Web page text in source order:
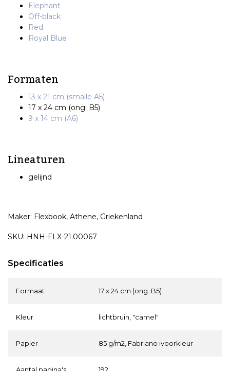
Elephant
Off-black
Red
Royal Blue
Formaten
13 x 21 cm (smalle A5)
17 x 24 cm (ong. B5)
9 x 14 cm (A6)
Lineaturen
gelijnd
Maker: Flexbook, Athene, Griekenland
SKU: HNH-FLX-21.00067
Specificaties
Formaat 17 x 24 cm (ong. B5)
Kleur lichtbruin, "camel"
Papier 85 g/m2, Fabriano ivoorkleur
Aantal pagina's 192